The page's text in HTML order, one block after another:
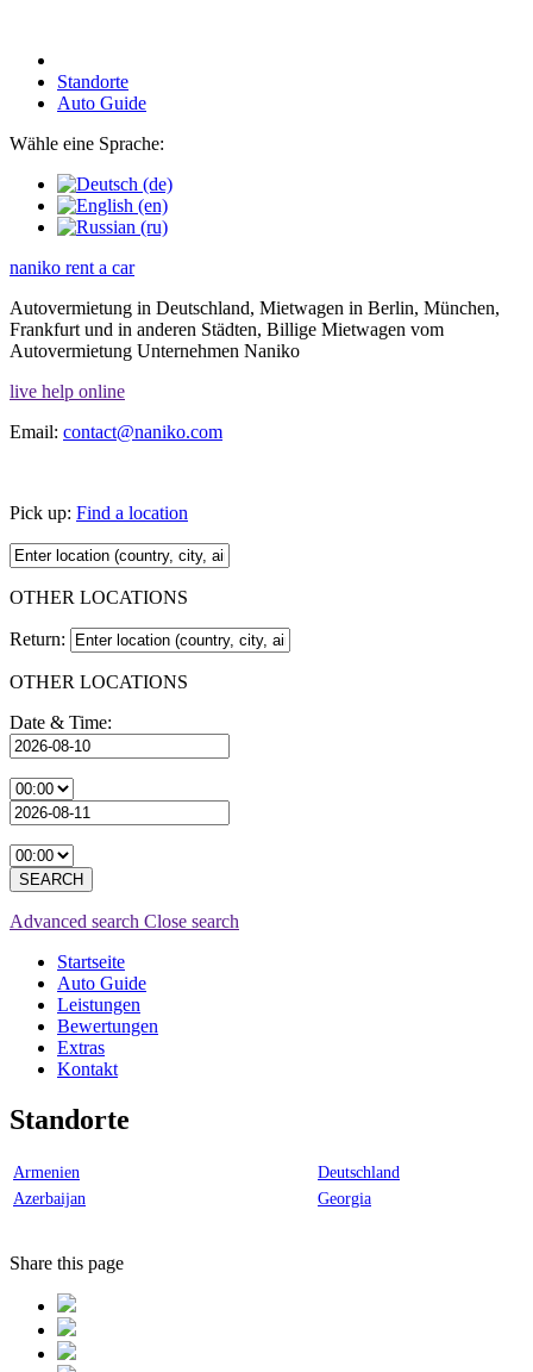
Standorte
Auto Guide
Wähle eine Sprache:
naniko rent a car
Autovermietung in Deutschland, Mietwagen in Berlin, München,
Frankfurt und in anderen Städten, Billige Mietwagen vom
Autovermietung Unternehmen Naniko
live help online
Email: contact@naniko.com
Pick up: Find a location
OTHER LOCATIONS
Return:
OTHER LOCATIONS
Date & Time:
SEARCH
Advanced search Close search
Startseite
Auto Guide
Leistungen
Bewertungen
Extras
Kontakt
Standorte
Armenien
Deutschland
Azerbaijan
Georgia
Share this page